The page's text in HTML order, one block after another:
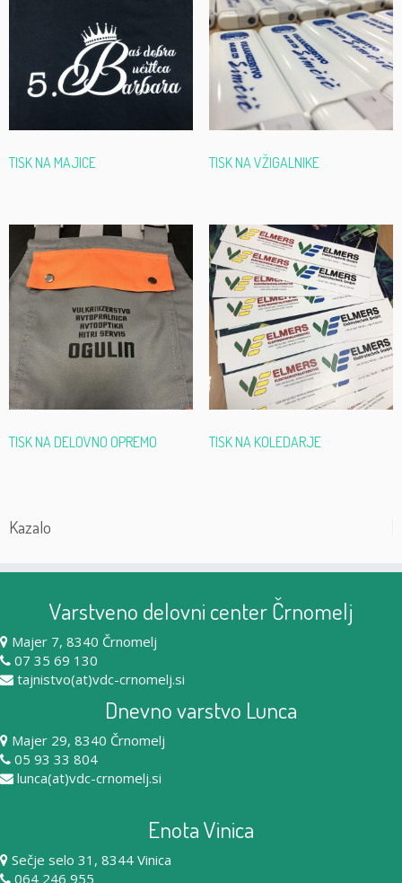
TISK NA MAJICE TISK NA VŽIGALNIKE
TISK NA DELOVNO OPREMO TISK NA KOLEDARJE
Kazalo
Varstveno delovni center Črnomelj
Majer 7, 8340 Črnomelj
07 35 69 130
tajnistvo(at)vdc-crnomelj.si
Dnevno varstvo Lunca
Majer 29, 8340 Črnomelj
05 93 33 804
lunca(at)vdc-crnomelj.si
Enota Vinica
Sečje selo 31, 8344 Vinica
064 246 955